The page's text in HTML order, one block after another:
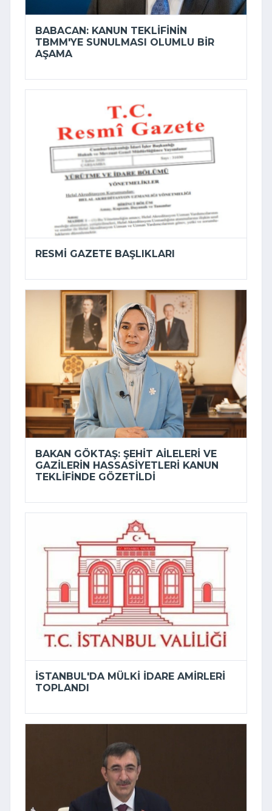
BABACAN: KANUN TEKLIFININ
TBMM'YE SUNULMASI OLUMLU BIR
AŞAMA
RESMI GAZETE BAŞLIKLARI
BAKAN GÖKTAŞ: ŞEHIT AILELERI VE
GAZILERIN HASSASIYETLERI KANUN
TEKLIFINDE GÖZETILDI
İSTANBUL'DA MÜLKI IDARE AMIRLERI
TOPLANDI